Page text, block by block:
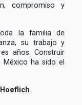
compromiso y
la familia de
su trabajo y
años. Construir
México ha sido el